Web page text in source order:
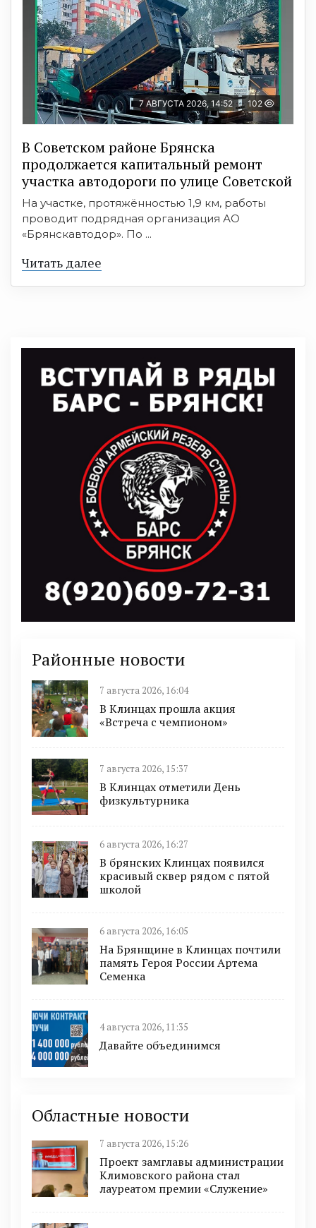
7 АВГУСТА 2026, 14:52 102
В Советском районе Брянска
продолжается капитальный ремонт
участка автодороги по улице Советской
На участке, протяжённостью 1,9 км, работы
проводит подрядная организация АО
«Брянскавтодор». По ...
Читать далее
Районные новости
7 августа 2026, 16:04
В Клинцах прошла акция
«Встреча с чемпионом»
7 августа 2026, 15:37
В Клинцах отметили День
физкультурника
6 августа 2026, 16:27
В брянских Клинцах появился
красивый сквер рядом с пятой
школой
6 августа 2026, 16:05
На Брянщине в Клинцах почтили
память Героя России Артема
Семенка
4 августа 2026, 11:35
Давайте объединимся
Областные новости
7 августа 2026, 15:26
Проект замглавы администрации
Климовского района стал
лауреатом премии «Служение»